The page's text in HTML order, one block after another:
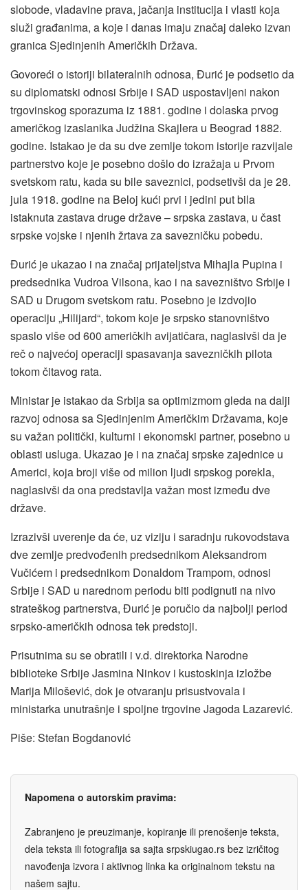
slobode, vladavine prava, jačanja institucija i vlasti koja
služi građanima, a koje i danas imaju značaj daleko izvan
granica Sjedinjenih Američkih Država.
Govoreći o istoriji bilateralnih odnosa, Đurić je podsetio da
su diplomatski odnosi Srbije i SAD uspostavljeni nakon
trgovinskog sporazuma iz 1881. godine i dolaska prvog
američkog izaslanika Judžina Skajlera u Beograd 1882.
godine. Istakao je da su dve zemlje tokom istorije razvijale
partnerstvo koje je posebno došlo do izražaja u Prvom
svetskom ratu, kada su bile saveznici, podsetivši da je 28.
jula 1918. godine na Beloj kući prvi i jedini put bila
istaknuta zastava druge države – srpska zastava, u čast
srpske vojske i njenih žrtava za savezničku pobedu.
Đurić je ukazao i na značaj prijateljstva Mihajla Pupina i
predsednika Vudroa Vilsona, kao i na savezništvo Srbije i
SAD u Drugom svetskom ratu. Posebno je izdvojio
operaciju „Hilijard“, tokom koje je srpsko stanovništvo
spaslo više od 600 američkih avijatičara, naglasivši da je
reč o najvećoj operaciji spasavanja savezničkih pilota
tokom čitavog rata.
Ministar je istakao da Srbija sa optimizmom gleda na dalji
razvoj odnosa sa Sjedinjenim Američkim Državama, koje
su važan politički, kulturni i ekonomski partner, posebno u
oblasti usluga. Ukazao je i na značaj srpske zajednice u
Americi, koja broji više od milion ljudi srpskog porekla,
naglasivši da ona predstavlja važan most između dve
države.
Izrazivši uverenje da će, uz viziju i saradnju rukovodstava
dve zemlje predvođenih predsednikom Aleksandrom
Vučićem i predsednikom Donaldom Trampom, odnosi
Srbije i SAD u narednom periodu biti podignuti na nivo
strateškog partnerstva, Đurić je poručio da najbolji period
srpsko-američkih odnosa tek predstoji.
Prisutnima su se obratili i v.d. direktorka Narodne
biblioteke Srbije Jasmina Ninkov i kustoskinja izložbe
Marija Milošević, dok je otvaranju prisustvovala i
ministarka unutrašnje i spoljne trgovine Jagoda Lazarević.
Piše: Stefan Bogdanović
Napomena o autorskim pravima:
Zabranjeno je preuzimanje, kopiranje ili prenošenje teksta,
dela teksta ili fotografija sa sajta srpskiugao.rs bez izričitog
navođenja izvora i aktivnog linka ka originalnom tekstu na
našem sajtu.